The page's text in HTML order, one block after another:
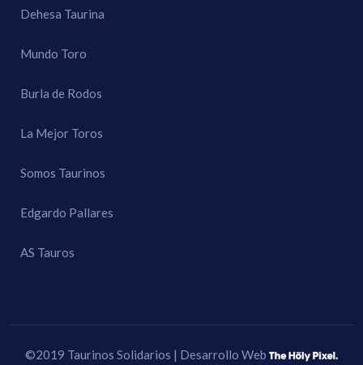
Dehesa Taurina
Mundo Toro
Burla de Rodos
La Mejor Toros
Somos Taurinos
Edgardo Pallares
AS Tauros
©2019 Taurinos Solidarios | Desarrollo Web